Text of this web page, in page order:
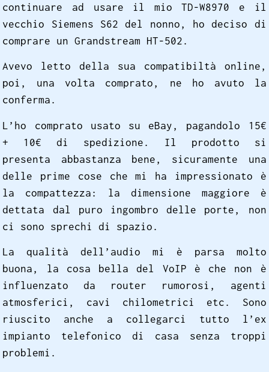
continuare ad usare il mio TD-W8970 e il
vecchio Siemens S62 del nonno, ho deciso di
comprare un Grandstream HT-502.
Avevo letto della sua compatibiltà online,
poi, una volta comprato, ne ho avuto la
conferma.
L’ho comprato usato su eBay, pagandolo 15€
+ 10€ di spedizione. Il prodotto si
presenta abbastanza bene, sicuramente una
delle prime cose che mi ha impressionato è
la compattezza: la dimensione maggiore è
dettata dal puro ingombro delle porte, non
ci sono sprechi di spazio.
La qualità dell’audio mi è parsa molto
buona, la cosa bella del VoIP è che non è
influenzato da router rumorosi, agenti
atmosferici, cavi chilometrici etc. Sono
riuscito anche a collegarci tutto l’ex
impianto telefonico di casa senza troppi
problemi.